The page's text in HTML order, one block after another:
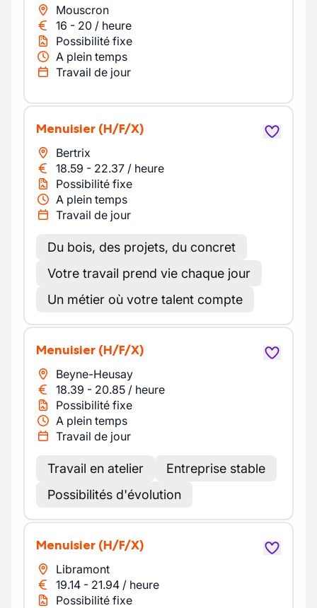
Mouscron
16 - 20 / heure
Possibilité fixe
A plein temps
Travail de jour
Menuisier (H/F/X)
Bertrix
18.59 - 22.37 / heure
Possibilité fixe
A plein temps
Travail de jour
Du bois, des projets, du concret
Votre travail prend vie chaque jour
Un métier où votre talent compte
Menuisier (H/F/X)
Beyne-Heusay
18.39 - 20.85 / heure
Possibilité fixe
A plein temps
Travail de jour
Travail en atelier
Entreprise stable
Possibilités d'évolution
Menuisier (H/F/X)
Libramont
19.14 - 21.94 / heure
Possibilité fixe